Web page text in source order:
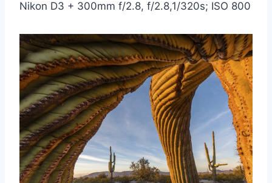
Nikon D3 + 300mm f/2.8, f/2.8,1/320s; ISO 800
取消 搜索